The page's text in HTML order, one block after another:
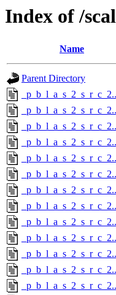
Index of /
Name
Parent Directory